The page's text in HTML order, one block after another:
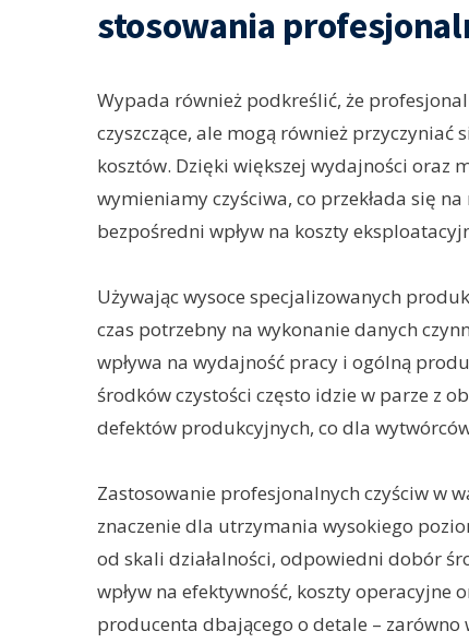
stosowania
Wypada również podkreślić, że
czyszczące, ale mogą również
kosztów. Dzięki większej wydajności oraz
wymieniamy czyściwa, co przekłada się
bezpośredni wpływ na koszty
Używając wysoce specjalizowanych
czas potrzebny na wykonanie danych
wpływa na wydajność pracy i ogólną
środków czystości często idzie w parze z
defektów produkcyjnych, co dla
Zastosowanie profesjonalnych czyściw w
znaczenie dla utrzymania wysokiego
od skali działalności, odpowiedni dobór
wpływ na efektywność, koszty
producenta dbającego o detale –